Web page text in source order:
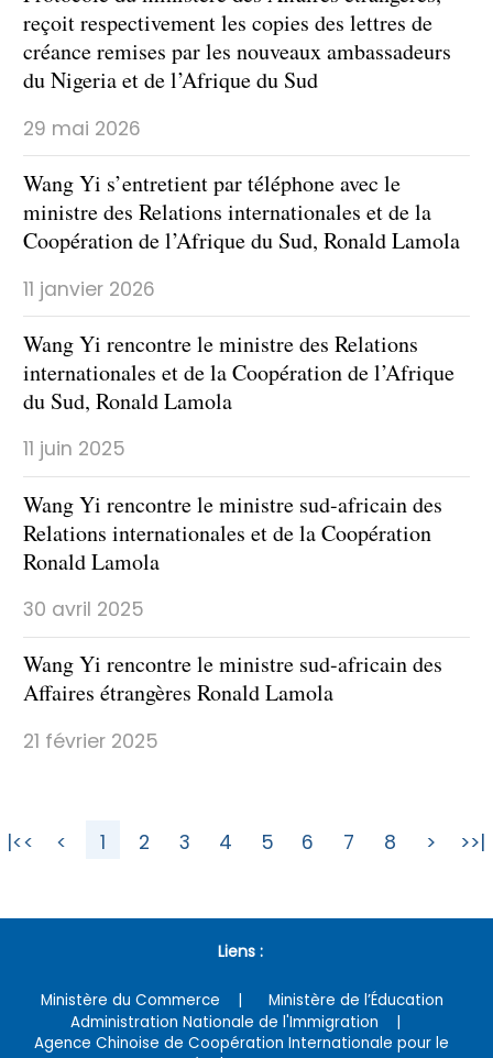
reçoit respectivement les copies des lettres de
créance remises par les nouveaux ambassadeurs
du Nigeria et de l’Afrique du Sud
29 mai 2026
Wang Yi s’entretient par téléphone avec le
ministre des Relations internationales et de la
Coopération de l’Afrique du Sud, Ronald Lamola
11 janvier 2026
Wang Yi rencontre le ministre des Relations
internationales et de la Coopération de l’Afrique
du Sud, Ronald Lamola
11 juin 2025
Wang Yi rencontre le ministre sud-africain des
Relations internationales et de la Coopération
Ronald Lamola
30 avril 2025
Wang Yi rencontre le ministre sud-africain des
Affaires étrangères Ronald Lamola
21 février 2025
|<< < 1 2 3 4 5 6 7 8 > >>|
Liens :
Ministère du Commerce
Ministère de l’Éducation
Administration Nationale de l'Immigration
Agence Chinoise de Coopération Internationale pour le